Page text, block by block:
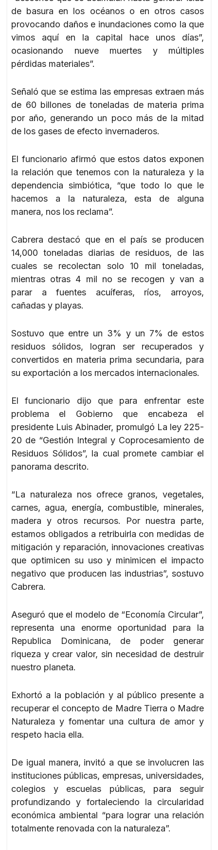
de basura en los océanos o en otros casos
provocando daños e inundaciones como la que
vimos aquí en la capital hace unos días”,
ocasionando nueve muertes y múltiples
pérdidas materiales”.
Señaló que se estima las empresas extraen más
de 60 billones de toneladas de materia prima
por año, generando un poco más de la mitad
de los gases de efecto invernaderos.
El funcionario afirmó que estos datos exponen
la relación que tenemos con la naturaleza y la
dependencia simbiótica, “que todo lo que le
hacemos a la naturaleza, esta de alguna
manera, nos los reclama”.
Cabrera destacó que en el país se producen
14,000 toneladas diarias de residuos, de las
cuales se recolectan solo 10 mil toneladas,
mientras otras 4 mil no se recogen y van a
parar a fuentes acuíferas, ríos, arroyos,
cañadas y playas.
Sostuvo que entre un 3% y un 7% de estos
residuos sólidos, logran ser recuperados y
convertidos en materia prima secundaria, para
su exportación a los mercados internacionales.
El funcionario dijo que para enfrentar este
problema el Gobierno que encabeza el
presidente Luis Abinader, promulgó La ley 225-
20 de “Gestión Integral y Coprocesamiento de
Residuos Sólidos”, la cual promete cambiar el
panorama descrito.
“La naturaleza nos ofrece granos, vegetales,
carnes, agua, energía, combustible, minerales,
madera y otros recursos. Por nuestra parte,
estamos obligados a retribuirla con medidas de
mitigación y reparación, innovaciones creativas
que optimicen su uso y minimicen el impacto
negativo que producen las industrias”, sostuvo
Cabrera.
Aseguró que el modelo de “Economía Circular”,
representa una enorme oportunidad para la
Republica Dominicana, de poder generar
riqueza y crear valor, sin necesidad de destruir
nuestro planeta.
Exhortó a la población y al público presente a
recuperar el concepto de Madre Tierra o Madre
Naturaleza y fomentar una cultura de amor y
respeto hacia ella.
De igual manera, invitó a que se involucren las
instituciones públicas, empresas, universidades,
colegios y escuelas públicas, para seguir
profundizando y fortaleciendo la circularidad
económica ambiental “para lograr una relación
totalmente renovada con la naturaleza”.